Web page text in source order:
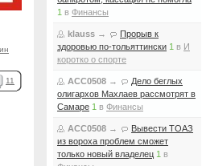
11
1 в Финансы
klauss →
Прорыв к
здоровью по-тольяттински 1 в И
коротко о спорте
ACC0508 →
Дело беглых
олигархов Махлаев рассмотрят в
Самаре 1 в Финансы
ACC0508 →
Вывести ТОАЗ
из вороха проблем сможет
только новый владелец 1 в